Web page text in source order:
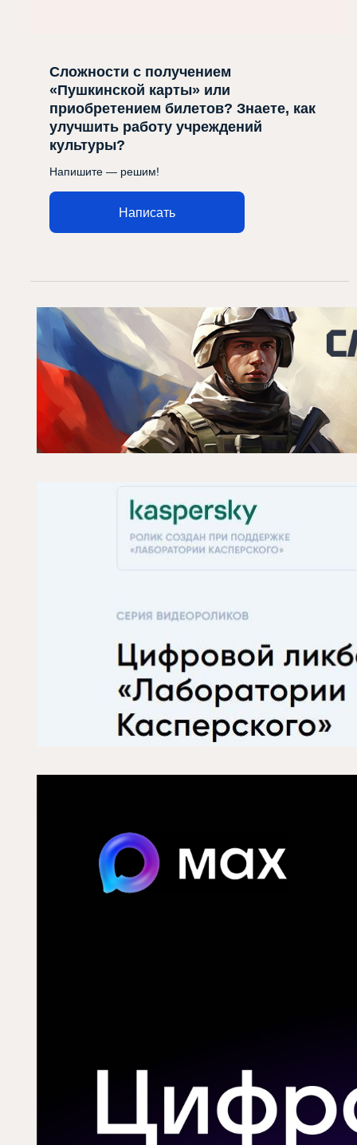
Сложности с получением
«Пушкинской карты» или
приобретением билетов? Знаете, как
улучшить работу учреждений
культуры?
Напишите — решим!
Написать